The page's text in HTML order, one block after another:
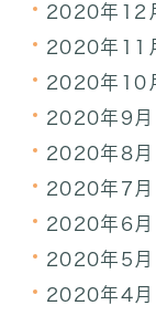
2020年12
2020年11
2020年10
2020年9月
2020年8月
2020年7月
2020年6月
2020年5月
2020年4月